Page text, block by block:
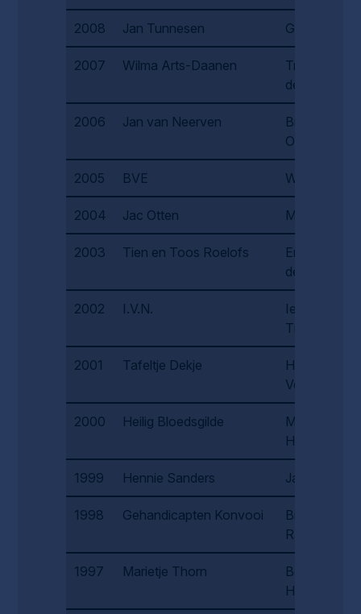
2008 Jan Tunnesen Ger Verdijk
2007 Wilma Arts-Daanen
Truus van
den Brand
2006 Jan van Neerven
Broeder
Olijn
2005 BVE Wim Verberk
2004 Jac Otten Marie Veld
2003 Tien en Toos Roelofs
Ernst & Joke
de Wildt
2002 I.V.N.
Ietje
Tillemans
2001 Tafeltje Dekje
Harrie
Verblakt
2000 Heilig Bloedsgilde
Mevrouw
Hendriks
1999 Hennie Sanders Jan Philips
1998 Gehandicapten Konvooi
Billa van
Raaij
1997 Marietje Thorn
Ben
Hofman